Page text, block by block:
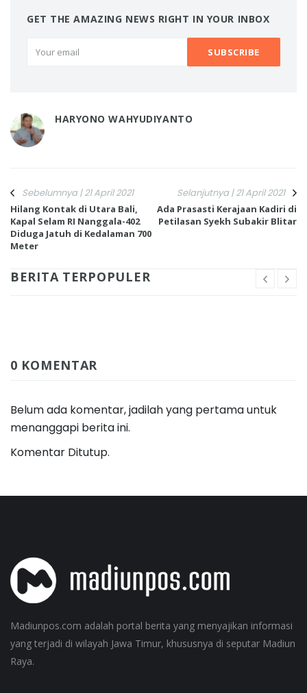
GET THE AMAZING NEWS RIGHT IN YOUR INBOX
HARYONO WAHYUDIYANTO
Sebelumnya | 21 April 2021
Hilang Kontak di Utara Bali,
Kapal Selam RI Nanggala-402
Diduga Jatuh di Kedalaman 700
Meter
Selanjutnya | 21 April 2021
Ada Prasasti Kerajaan Kadiri di
Petilasan Syekh Subakir Blitar
BERITA TERPOPULER
0 KOMENTAR
Belum ada komentar, jadilah yang pertama untuk
menanggapi berita ini.
Komentar Ditutup.
Madiunpos.com adalah portal berita yang menyajikan informasi
yang terjadi di wilayah Jawa Timur, khususnya di seputar Madiun
Raya.